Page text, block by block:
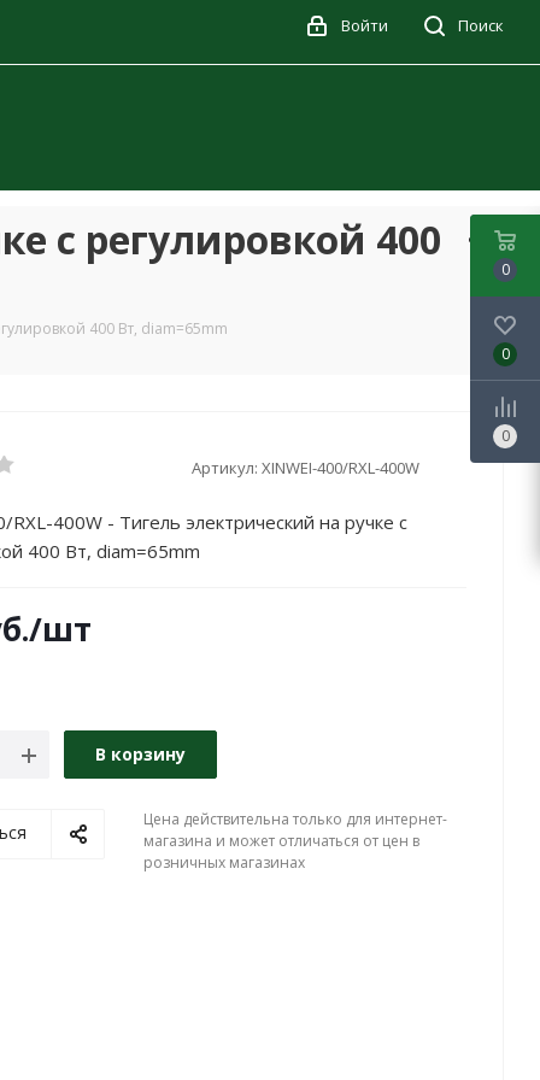
Поиск
Войти
с регулировкой 400
400 Вт, diam=65mm
Артикул: XINWEI-400/RXL-400W
RXL-400W - Тигель электрический на ручке с
400 Вт, diam=65mm
/шт
В корзину
Цена действительна только для интернет-
магазина и может отличаться от цен в
розничных магазинах
0
0
0